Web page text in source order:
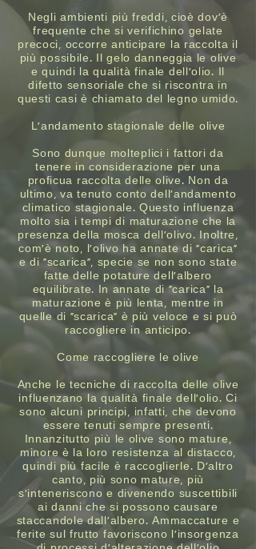
Negli ambienti più freddi, cioè dov’è
frequente che si verifichino gelate
precoci, occorre anticipare la raccolta il
più possibile. Il gelo danneggia le olive
e quindi la qualità finale dell’olio. Il
difetto sensoriale che si riscontra in
questi casi è chiamato del legno umido.
L’andamento stagionale delle olive
Sono dunque molteplici i fattori da
tenere in considerazione per una
proficua raccolta delle olive. Non da
ultimo, va tenuto conto dell’andamento
climatico stagionale. Questo influenza
molto sia i tempi di maturazione che la
presenza della mosca dell’olivo. Inoltre,
com’è noto, l’olivo ha annate di “carica”
e di “scarica”, specie se non sono state
fatte delle potature dell’albero
equilibrate. In annate di “carica” la
maturazione è più lenta, mentre in
quelle di “scarica” è più veloce e si può
raccogliere in anticipo.
Come raccogliere le olive
Anche le tecniche di raccolta delle olive
influenzano la qualità finale dell’olio. Ci
sono alcuni principi, infatti, che devono
essere tenuti sempre presenti.
Innanzitutto più le olive sono mature,
minore è la loro resistenza al distacco,
quindi più facile è raccoglierle. D’altro
canto, più sono mature, più
s’inteneriscono e divenendo suscettibili
ai danni che si possono causare
staccandole dall’albero. Ammaccature e
ferite sul frutto favoriscono l’insorgenza